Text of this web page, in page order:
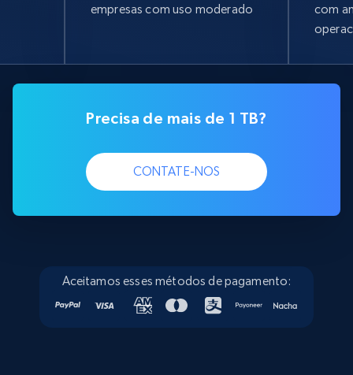
empresas com uso moderado
com
Precisa de mais de 1 TB?
CONTATE-NOS
Aceitamos esses métodos de pagamento: